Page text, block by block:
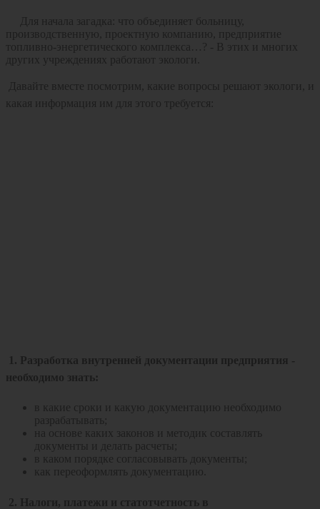
Для начала загадка: что объединяет больницу,
производственную, проектную компанию, предприятие
топливно-энергетического комплекса…? - В этих и многих
других учреждениях работают экологи.
Давайте вместе посмотрим, какие вопросы решают экологи, и
какая информация им для этого требуется:
1. Разработка внутренней документации предприятия -
необходимо знать:
в какие сроки и какую документацию необходимо
разрабатывать;
на основе каких законов и методик составлять
документы и делать расчеты;
в каком порядке согласовывать документы;
как переоформлять документацию.
2. Налоги, платежи и статотчетность в